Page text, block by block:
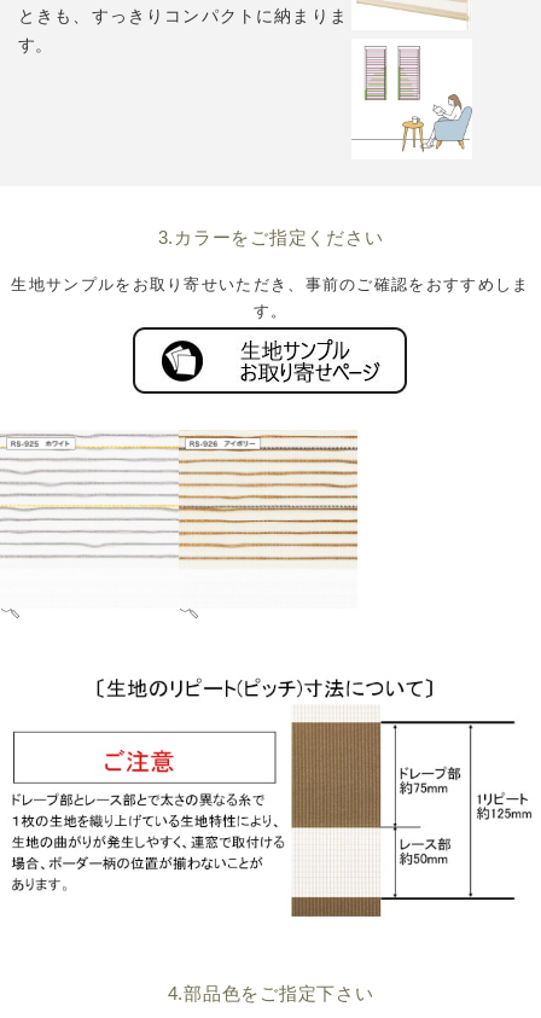
ときも、すっきりコンパクトに納まりま
す。
3.カラーをご指定ください
生地サンプルをお取り寄せいただき、事前のご確認をおすすめしま
す。
4.部品色をご指定下さい